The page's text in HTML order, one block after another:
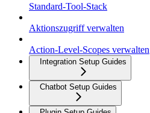
Standard-Tool-Stack
Aktionszugriff verwalten
Action-Level-Scopes verwalten
Integration Setup Guides
Chatbot Setup Guides